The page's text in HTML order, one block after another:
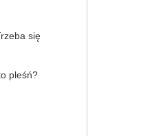
się
pleśń?